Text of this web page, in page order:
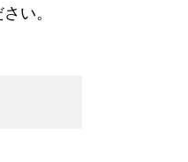
い。